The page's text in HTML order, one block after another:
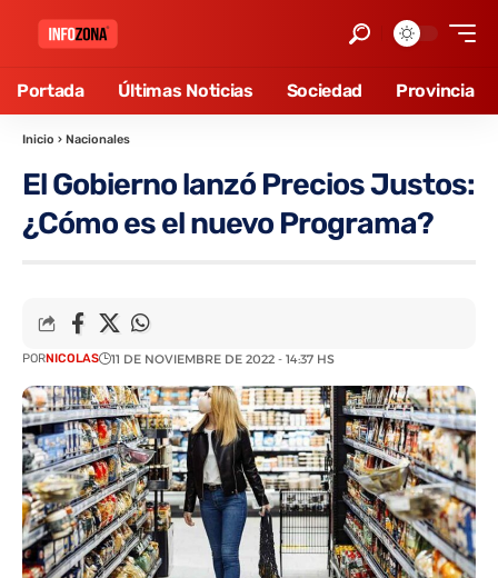
Portada Últimas Noticias Sociedad Provincia
Inicio › Nacionales
El Gobierno lanzó Precios Justos:
¿Cómo es el nuevo Programa?
PORNICOLAS 11 DE NOVIEMBRE DE 2022 - 14:37 HS